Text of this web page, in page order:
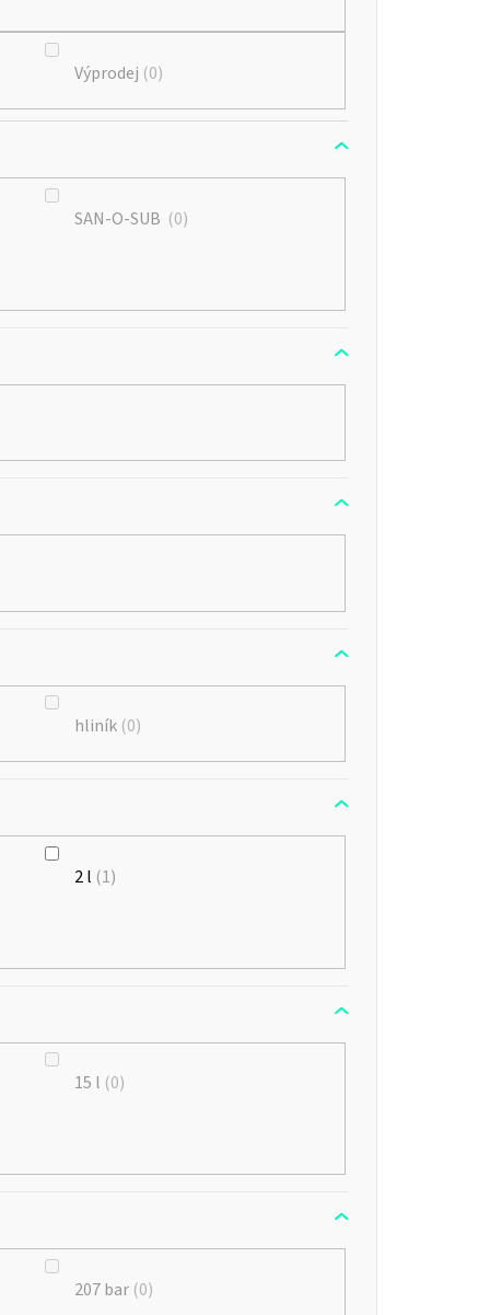
u
k
t
ů
Výprodej 0
SAN-O-SUB 0
hliník 0
2 l 1
15 l 0
207 bar 0